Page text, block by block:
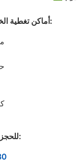
أماكن تغطية الخدمة في الرماية والمناطق القريبة:
: